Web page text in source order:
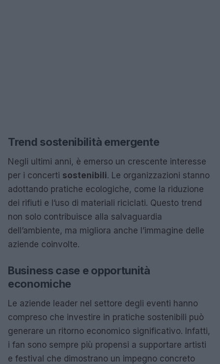
Trend sostenibilità emergente
Negli ultimi anni, è emerso un crescente interesse
per i concerti sostenibili. Le organizzazioni stanno
adottando pratiche ecologiche, come la riduzione
dei rifiuti e l’uso di materiali riciclati. Questo trend
non solo contribuisce alla salvaguardia
dell’ambiente, ma migliora anche l’immagine delle
aziende coinvolte.
Business case e opportunità
economiche
Le aziende leader nel settore degli eventi hanno
compreso che investire in pratiche sostenibili può
generare un ritorno economico significativo. Infatti,
i fan sono sempre più propensi a supportare artisti
e festival che dimostrano un impegno concreto